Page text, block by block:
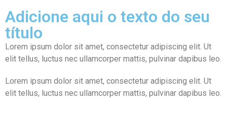
Adicione aqui o texto do seu
título
Lorem ipsum dolor sit amet, consectetur adipiscing elit. Ut
elit tellus, luctus nec ullamcorper mattis, pulvinar dapibus leo.
Lorem ipsum dolor sit amet, consectetur adipiscing elit. Ut
elit tellus, luctus nec ullamcorper mattis, pulvinar dapibus leo.